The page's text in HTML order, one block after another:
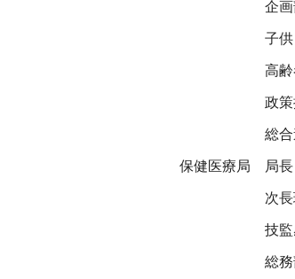
企
子
高
政
総
保健医療局 局長
次
技
総